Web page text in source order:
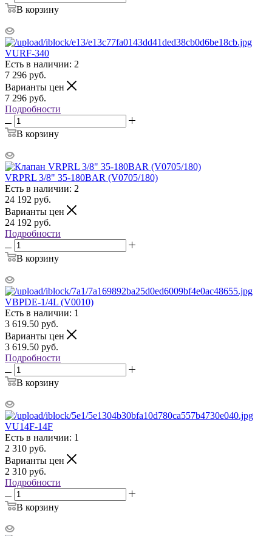
В корзину
VURF-340
Есть в наличии: 2
7 296 руб.
Варианты цен
7 296 руб.
Подробности
В корзину
VRPRL 3/8" 35-180BAR (V0705/180)
Есть в наличии: 2
24 192 руб.
Варианты цен
24 192 руб.
Подробности
В корзину
VBPDE-1/4L (V0010)
Есть в наличии: 1
3 619.50 руб.
Варианты цен
3 619.50 руб.
Подробности
В корзину
VU14F-14F
Есть в наличии: 1
2 310 руб.
Варианты цен
2 310 руб.
Подробности
В корзину